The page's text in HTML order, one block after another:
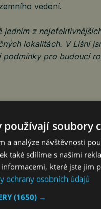
vedení.
jedním z
lokalitách. V Líšni
pro budoucí
také v Břeclavi. Ve
vedení
nízkého i vysokého
kioskovou variantu
dodávek. Právě
a efektivnější správu
soubory
a analýze návštěvnosti
také sdílíme s našimi
které jste jim
ochrany osobních údajů
(1650) →